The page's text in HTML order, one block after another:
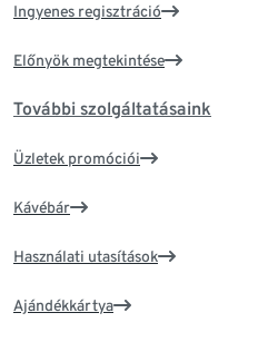
Ingyenes regisztráció
Előnyök megtekintése
További szolgáltatásaink
Üzletek promóciói
Kávébár
Használati utasítások
Ajándékkártya